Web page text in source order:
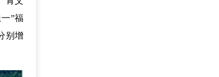
”福
别增